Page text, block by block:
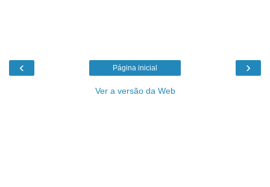
‹ ›
Página inicial
Ver a versão da Web